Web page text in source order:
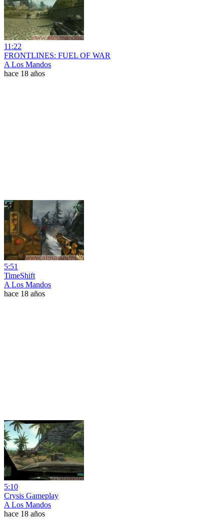
11:22
FRONTLINES: FUEL OF WAR
A Los Mandos
hace 18 años
5:51
TimeShift
A Los Mandos
hace 18 años
5:10
Crysis Gameplay
A Los Mandos
hace 18 años